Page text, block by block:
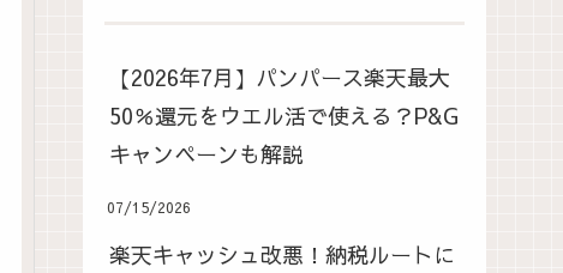
【2026年7月】パンパース楽天最大
50％還元をウエル活で使える？P&G
キャンペーンも解説
07/15/2026
楽天キャッシュ改悪！納税ルートに